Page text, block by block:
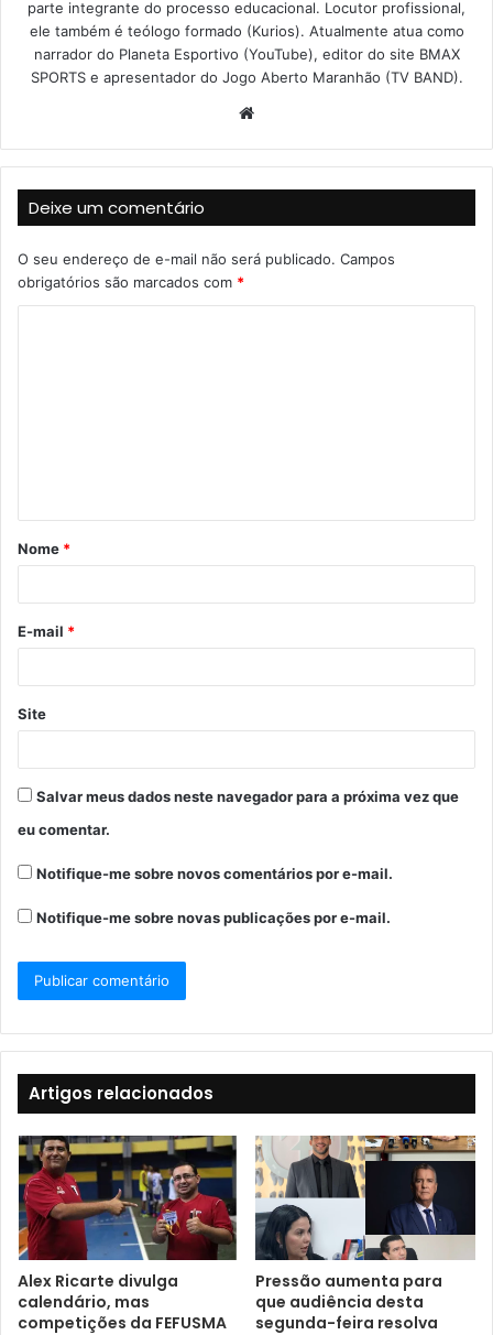
parte integrante do processo educacional. Locutor profissional,
ele também é teólogo formado (Kurios). Atualmente atua como
narrador do Planeta Esportivo (YouTube), editor do site BMAX
SPORTS e apresentador do Jogo Aberto Maranhão (TV BAND).
b
s
e
Deixe um comentário
O seu endereço de e-mail não será publicado. Campos
obrigatórios são marcados com *
á
r
*
Nome *
E-mail *
Site
Salvar meus dados neste navegador para a próxima vez que
eu comentar.
Notifique-me sobre novos comentários por e-mail.
Notifique-me sobre novas publicações por e-mail.
Artigos relacionados
Alex Ricarte divulga
calendário, mas
competições da FEFUSMA
Pressão aumenta para
que audiência desta
segunda-feira resolva